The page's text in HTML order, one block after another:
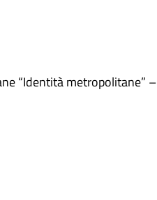
“Identità metropolitane” –